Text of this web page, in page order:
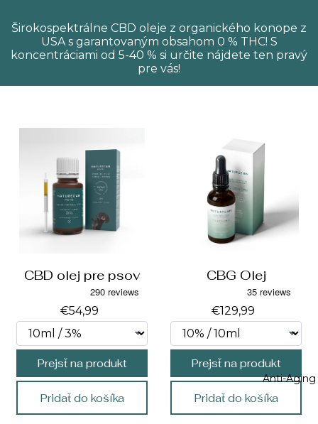
Anti-
Širokospektrálne CBD oleje z organického konope z
USA s garantovaným obsahom 0 % THC! S
koncentráciami od 5-40 % si určite nájdete ten pravý
pre vás!
CBD olej pre psov
€54,99
Prejsť na produkt
Pridať do košíka
CBG Olej
€129,99
Prejsť na produkt
Pridať do košíka